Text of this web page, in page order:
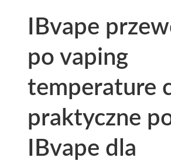
IBvape
po vaping
temperature
praktyczne
IBvape dla